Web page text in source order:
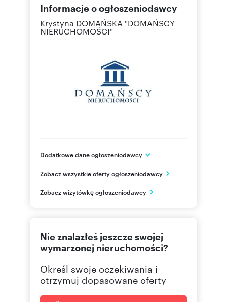
Informacje o ogłoszeniodawcy
Krystyna DOMAŃSKA "DOMAŃSCY
NIERUCHOMOŚCI"
Dodatkowe dane ogłoszeniodawcy
Stalowa Wola
PL
Zobacz wszystkie oferty ogłoszeniodawcy
Zobacz wizytówkę ogłoszeniodawcy
Nie znalazłeś jeszcze swojej
wymarzonej nieruchomości?
Określ swoje oczekiwania i
otrzymuj dopasowane oferty